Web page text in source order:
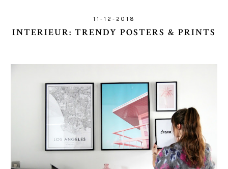
11-12-2018
INTERIEUR: TRENDY POSTERS & PRINTS